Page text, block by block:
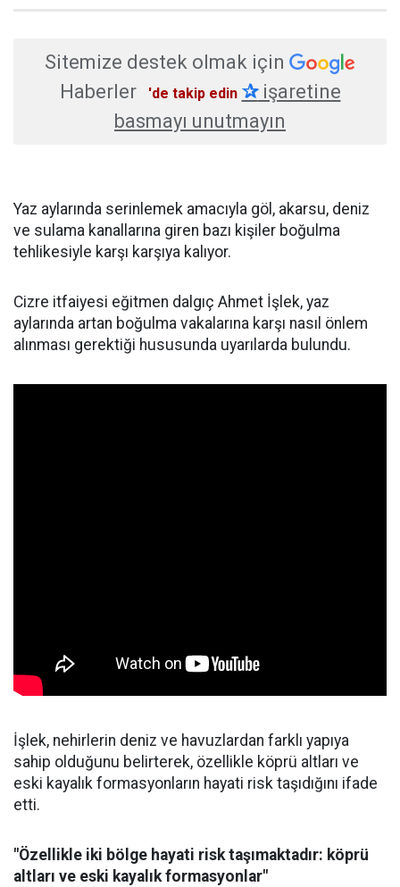
Sitemize destek olmak için
Haberler
'de takip edin ✰işaretine
basmayı unutmayın
Yaz aylarında serinlemek amacıyla göl, akarsu, deniz
ve sulama kanallarına giren bazı kişiler boğulma
tehlikesiyle karşı karşıya kalıyor.
Cizre itfaiyesi eğitmen dalgıç Ahmet İşlek, yaz
aylarında artan boğulma vakalarına karşı nasıl önlem
alınması gerektiği hususunda uyarılarda bulundu.
İşlek, nehirlerin deniz ve havuzlardan farklı yapıya
sahip olduğunu belirterek, özellikle köprü altları ve
eski kayalık formasyonların hayati risk taşıdığını ifade
etti.
"Özellikle iki bölge hayati risk taşımaktadır: köprü
altları ve eski kayalık formasyonlar"